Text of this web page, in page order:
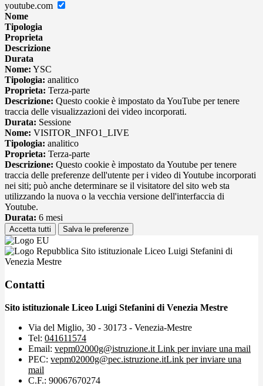
youtube.com
Nome
Tipologia
Proprieta
Descrizione
Durata
Nome: YSC
Tipologia: analitico
Proprieta: Terza-parte
Descrizione: Questo cookie è impostato da YouTube per tenere
traccia delle visualizzazioni dei video incorporati.
Durata: Sessione
Nome: VISITOR_INFO1_LIVE
Tipologia: analitico
Proprieta: Terza-parte
Descrizione: Questo cookie è impostato da Youtube per tenere
traccia delle preferenze dell'utente per i video di Youtube incorporati
nei siti; può anche determinare se il visitatore del sito web sta
utilizzando la nuova o la vecchia versione dell'interfaccia di
Youtube.
Durata: 6 mesi
Accetta tutti Salva le preferenze
Sito istituzionale Liceo Luigi Stefanini di
Venezia Mestre
Contatti
Sito istituzionale Liceo Luigi Stefanini di Venezia Mestre
Via del Miglio, 30 - 30173 - Venezia-Mestre
Tel: 041611574
Email: vepm02000g@istruzione.it Link per inviare una mail
PEC: vepm02000g@pec.istruzione.itLink per inviare una
mail
C.F.: 90067670274